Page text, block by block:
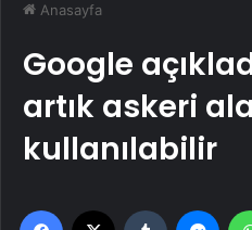
Anasayfa
Google
artık askeri
kullanılabilir
Facebook Tumblr